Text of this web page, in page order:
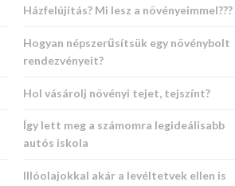
Házfelújítás? Mi lesz a növényeimmel???
Hogyan népszerűsítsük egy növénybolt
rendezvényeit?
Hol vásárolj növényi tejet, tejszínt?
Így lett meg a számomra legideálisabb
autós iskola
Illóolajokkal akár a levéltetvek ellen is